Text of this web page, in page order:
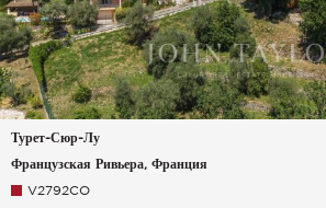
Турет-Сюр-Лу
Французская Ривьера, Франция
V2792CO